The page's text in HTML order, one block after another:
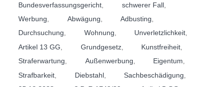
Bundesverfassungsgericht
schwerer Fall,
Werbung
Abwägung Adbusting
Durchsuchung, Wohnung, Unverletzlichkeit,
Artikel 13 GG
Grundgesetz, Kunstfreiheit
Straferwartung
Außenwerbung Eigentum
Strafbarkeit
Diebstahl, Sachbeschädigung